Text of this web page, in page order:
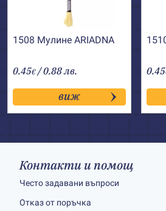
1508 Мулине АRIADNA
0.45€ / 0.88 лв.
виж
0.45
Контакти и помощ
Често задавани въпроси
Отказ от поръчка